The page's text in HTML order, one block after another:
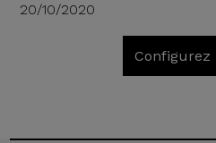
20/10/2020
Configurez